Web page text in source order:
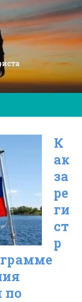
К
ак
за
ре
ги
ст
р
по